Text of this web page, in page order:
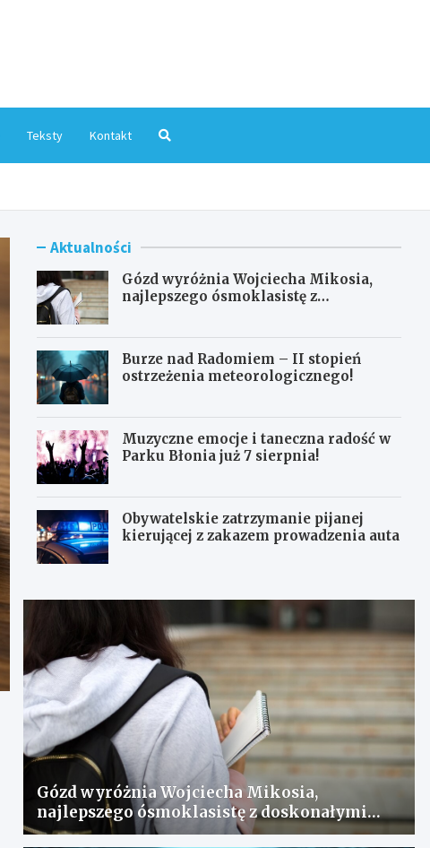
Teksty Kontakt
Aktualności
Gózd wyróżnia Wojciecha Mikosia,
najlepszego ósmoklasistę z
Burze nad Radomiem – II stopień
ostrzeżenia meteorologicznego!
Muzyczne emocje i taneczna radość w
Parku Błonia już 7 sierpnia!
Obywatelskie zatrzymanie pijanej
kierującej z zakazem prowadzenia auta
Gózd wyróżnia Wojciecha Mikosia,
najlepszego ósmoklasistę z doskonałymi
wynikami!